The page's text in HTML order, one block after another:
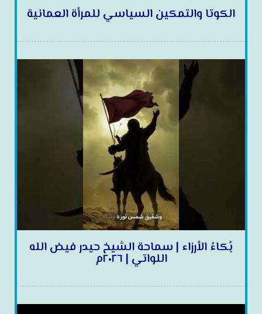
الكوتا والتمكين السياسي للمرأة العمانية
بُكاءُ الأرزاء | سماحة الشيخ حيدر فيض الله
اللواتي | ٢٠٢٦م